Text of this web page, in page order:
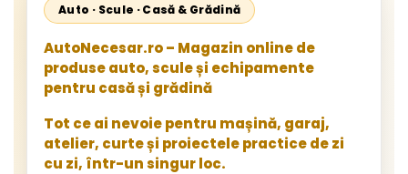
Auto · Scule · Casă & Grădină
AutoNecesar.ro – Magazin online de
produse auto, scule și echipamente
pentru casă și grădină
Tot ce ai nevoie pentru mașină, garaj,
atelier, curte și proiectele practice de zi
cu zi, într-un singur loc.